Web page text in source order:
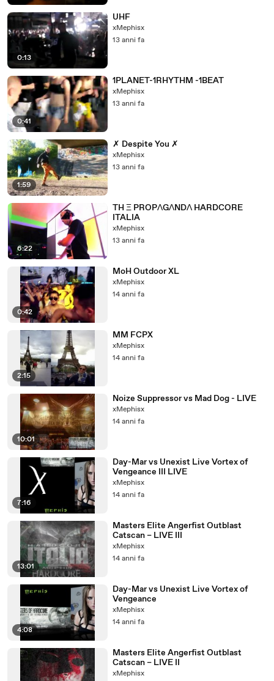
0:13
UHF
xMephisx
13 anni fa
0:41
1PLANET-1RHYTHM -1BEAT
xMephisx
13 anni fa
1:59
✗ Despite You ✗
xMephisx
13 anni fa
6:22
TH Ξ PROPΛGΛNDΛ HARDCORE
ITALIA
xMephisx
13 anni fa
0:42
MoH Outdoor XL
xMephisx
14 anni fa
2:15
MM FCPX
xMephisx
14 anni fa
10:01
Noize Suppressor vs Mad Dog - LIVE
xMephisx
14 anni fa
7:16
Day-Mar vs Unexist Live Vortex of
Vengeance III LIVE
xMephisx
14 anni fa
13:01
Masters Elite Angerfist Outblast
Catscan – LIVE III
xMephisx
14 anni fa
4:08
Day-Mar vs Unexist Live Vortex of
Vengeance
xMephisx
14 anni fa
Masters Elite Angerfist Outblast
Catscan – LIVE II
xMephisx